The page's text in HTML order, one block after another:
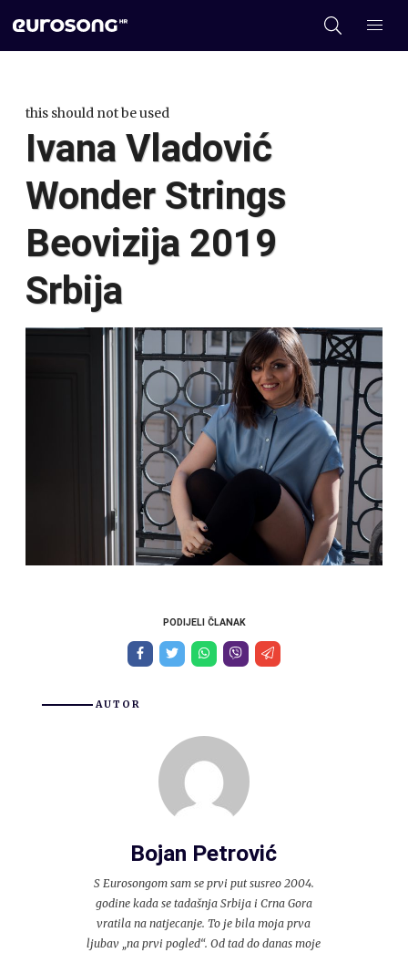
this should not be used
Ivana Vladović
Wonder Strings
Beovizija 2019
Srbija
PODIJELI ČLANAK
AUTOR
Bojan Petrović
S Eurosongom sam se prvi put susreo 2004.
godine kada se tadašnja Srbija i Crna Gora
vratila na natjecanje. To je bila moja prva
ljubav „na prvi pogled“. Od tad do danas moje